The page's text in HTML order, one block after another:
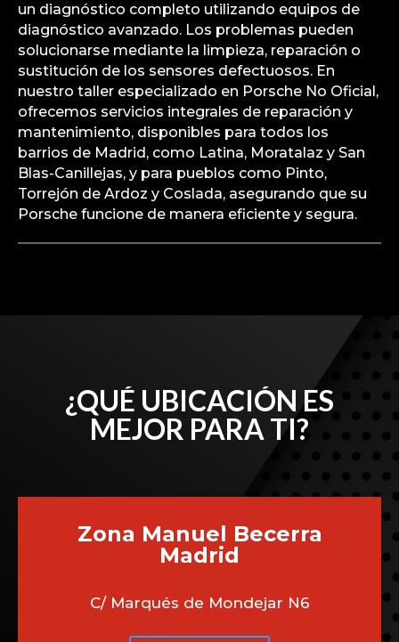
un diagnóstico completo utilizando equipos de
diagnóstico avanzado. Los problemas pueden
solucionarse mediante la limpieza, reparación o
sustitución de los sensores defectuosos. En
nuestro taller especializado en Porsche No Oficial,
ofrecemos servicios integrales de reparación y
mantenimiento, disponibles para todos los
barrios de Madrid, como Latina, Moratalaz y San
Blas-Canillejas, y para pueblos como Pinto,
Torrejón de Ardoz y Coslada, asegurando que su
Porsche funcione de manera eficiente y segura.
¿QUÉ UBICACIÓN ES
MEJOR PARA TI?
Zona Manuel Becerra
Madrid
C/ Marqués de Mondejar N6